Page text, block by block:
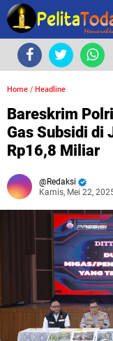
Home / Headline
Bareskrim
Gas Subsidi di
Rp16,8 Miliar
Redaksi
Kamis, Mei 22,